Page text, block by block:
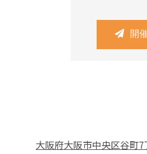
開
大阪府大阪市中央区谷町